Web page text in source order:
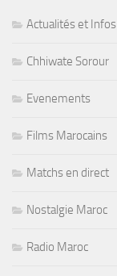
Actualités et Infos
Chhiwate Sorour
Evenements
Films Marocains
Matchs en direct
Nostalgie Maroc
Radio Maroc